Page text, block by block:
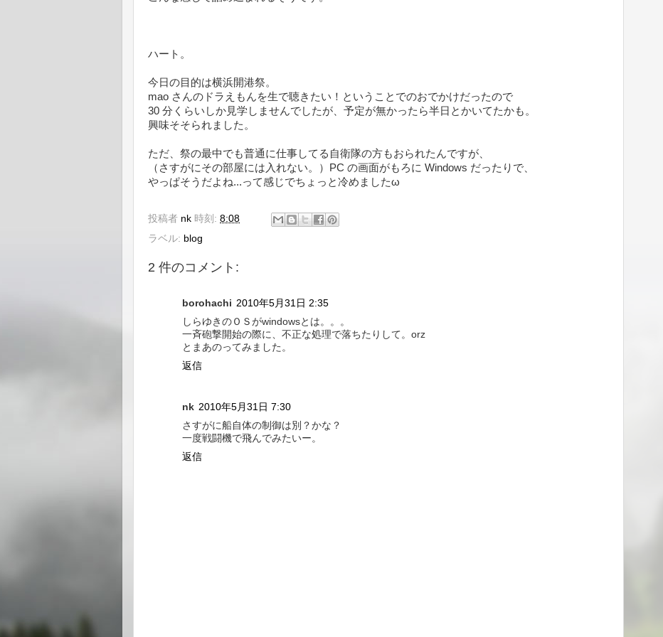
ハート。
今日の目的は横浜開港祭。
mao さんのドラえもんを生で聴きたい！ということでのおでかけだったので
30 分くらいしか見学しませんでしたが、予定が無かったら半日とかいてたかも。
興味そそられました。
ただ、祭の最中でも普通に仕事してる自衛隊の方もおられたんですが、
（さすがにその部屋には入れない。）PC の画面がもろに Windows だったりで、
やっぱそうだよね...って感じでちょっと冷めましたω
投稿者 nk 時刻: 8:08
ラベル: blog
2 件のコメント:
borohachi 2010年5月31日 2:35
しらゆきのＯＳがwindowsとは。。。
一斉砲撃開始の際に、不正な処理で落ちたりして。orz
とまあのってみました。
返信
nk 2010年5月31日 7:30
さすがに船自体の制御は別？かな？
一度戦闘機で飛んでみたいー。
返信